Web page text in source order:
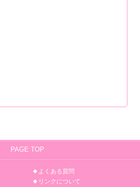
PAGE TOP
よくある質問
リンクについて